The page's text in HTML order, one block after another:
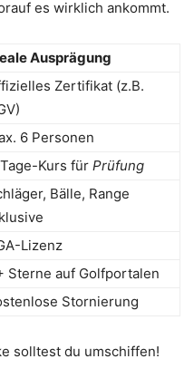
es wirklich ankommt.
Ausprägung
Zertifikat (z.B.
6 Personen
Kurs für Prüfung
Bälle, Range
Lizenz
Sterne auf Golfportalen
Stornierung
solltest du umschiffen!